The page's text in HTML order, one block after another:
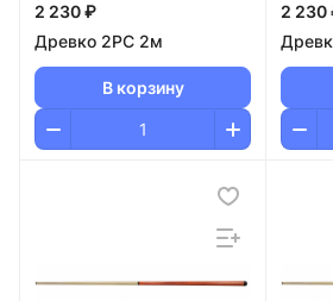
2 230 ₽
Древко 2РС 2м
В корзину
2 230